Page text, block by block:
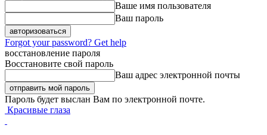
Ваше имя пользователя
Ваш пароль
Forgot your password? Get help
восстановление пароля
Восстановите свой пароль
Ваш адрес электронной почты
Пароль будет выслан Вам по электронной почте.
Красивые глаза